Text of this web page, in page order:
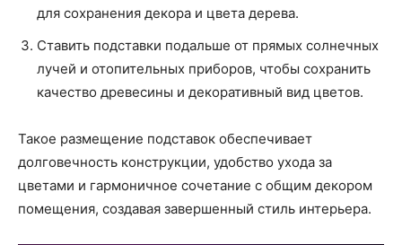
для сохранения декора и цвета дерева.
Ставить подставки подальше от прямых солнечных
лучей и отопительных приборов, чтобы сохранить
качество древесины и декоративный вид цветов.
Такое размещение подставок обеспечивает
долговечность конструкции, удобство ухода за
цветами и гармоничное сочетание с общим декором
помещения, создавая завершенный стиль интерьера.